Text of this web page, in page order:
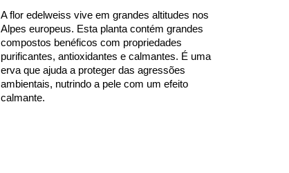
A flor edelweiss vive em grandes altitudes nos
Alpes europeus. Esta planta contém grandes
compostos benéficos com propriedades
purificantes, antioxidantes e calmantes. É uma
erva que ajuda a proteger das agressões
ambientais, nutrindo a pele com um efeito
calmante.